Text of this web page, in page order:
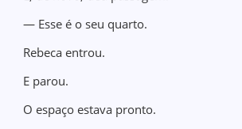
— Esse é o seu quarto.
Rebeca entrou.
E parou.
O espaço estava pronto.